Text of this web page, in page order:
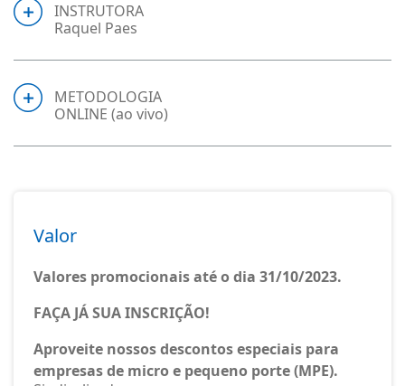
INSTRUTORA
Raquel Paes
METODOLOGIA
ONLINE (ao vivo)
Valor
Valores promocionais até o dia 31/10/2023.
FAÇA JÁ SUA INSCRIÇÃO!
Aproveite nossos descontos especiais para
empresas de micro e pequeno porte (MPE).